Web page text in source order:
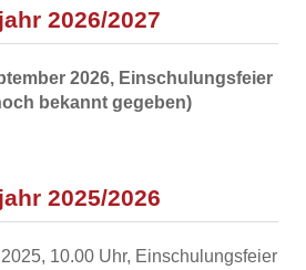
2026/2027
2026, Einschulungsfeier
bekannt gegeben)
2025/2026
10.00 Uhr, Einschulungsfeier